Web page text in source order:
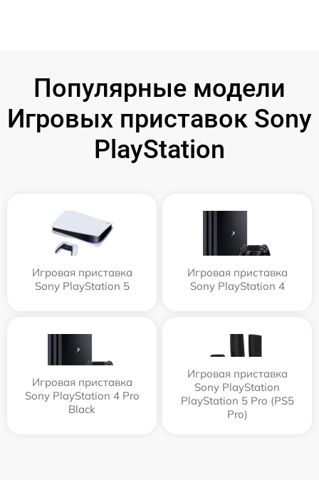
Популярные модели
Игровых приставок Sony
PlayStation
Игровая приставка
Sony PlayStation 5
Игровая приставка
Sony PlayStation 4
Игровая приставка
Sony PlayStation 4 Pro
Black
Игровая приставка
Sony PlayStation
PlayStation 5 Pro (PS5
Pro)